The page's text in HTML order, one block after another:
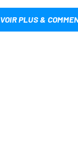
VOIR PLUS &